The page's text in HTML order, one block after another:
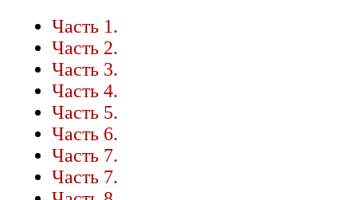
Часть 1.
Часть 2.
Часть 3.
Часть 4.
Часть 5.
Часть 6.
Часть 7.
Часть 7.